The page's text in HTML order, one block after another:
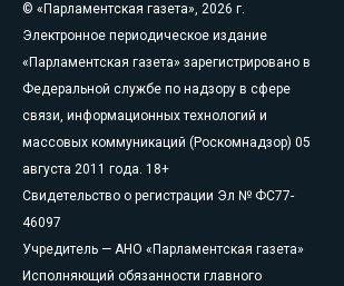
© «Парламентская газета», 2026 г.
Электронное периодическое издание
«Парламентская газета» зарегистрировано в
Федеральной службе по надзору в сфере
связи, информационных технологий и
массовых коммуникаций (Роскомнадзор) 05
августа 2011 года. 18+
Свидетельство о регистрации Эл № ФС77-
46097
Учредитель — АНО «Парламентская газета»
Исполняющий обязанности главного